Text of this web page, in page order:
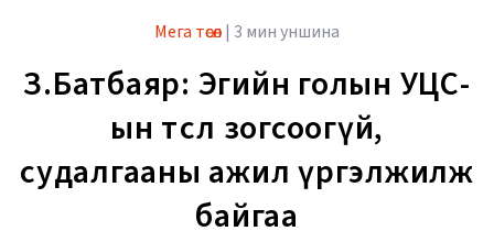
Мега төсөл| 3 мин уншина
З.Батбаяр: Эгийн голын УЦС-
ын төсөл зогсоогүй,
судалгааны ажил үргэлжилж
байгаа